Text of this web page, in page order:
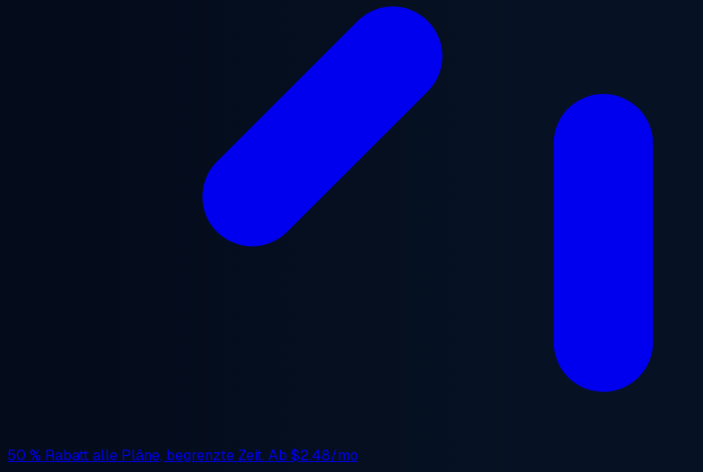
50 % Rabattalle Pläne, begrenzte Zeit. Ab $2.48/mo